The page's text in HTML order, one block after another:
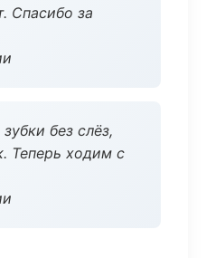
Спасибо за
без слёз,
Теперь ходим с